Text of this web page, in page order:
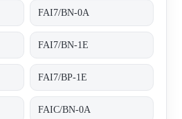
FAI7/BN-0A
FAI7/BN-1E
FAI7/BP-1E
FAIC/BN-0A